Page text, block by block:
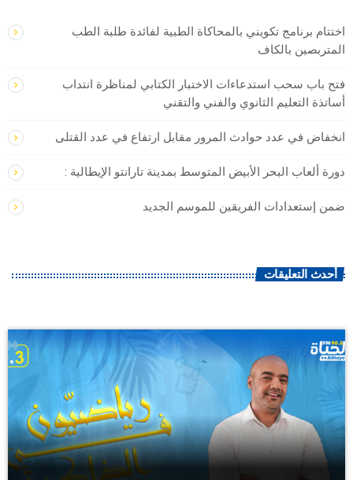
اختتام برنامج تكويني بالمحاكاة الطبية لفائدة طلبة الطب
المتربصين بالكاف
فتح باب سحب استدعاءات الاختبار الكتابي لمناظرة انتداب
أساتذة التعليم الثانوي والفني والتقني
انخفاض في عدد حوادث المرور مقابل ارتفاع في عدد القتلى
دورة ألعاب البحر الأبيض المتوسط بمدينة تارانتو الإيطالية :
ضمن إستعدادات الفريقين للموسم الجديد
أحدث التعليقات